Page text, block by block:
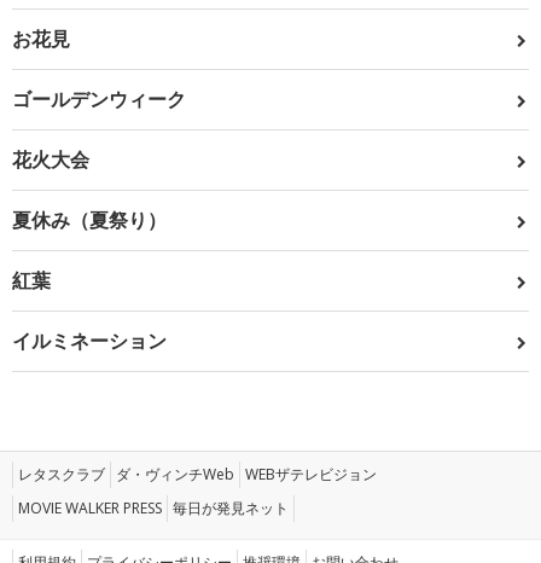
お花見
ゴールデンウィーク
花火大会
夏休み（夏祭り）
紅葉
イルミネーション
レタスクラブ ダ・ヴィンチWeb WEBザテレビジョン
MOVIE WALKER PRESS 毎日が発見ネット